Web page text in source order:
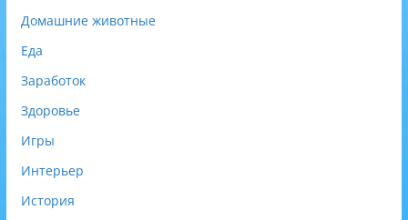
Домашние животные
Еда
Заработок
Здоровье
Игры
Интерьер
История